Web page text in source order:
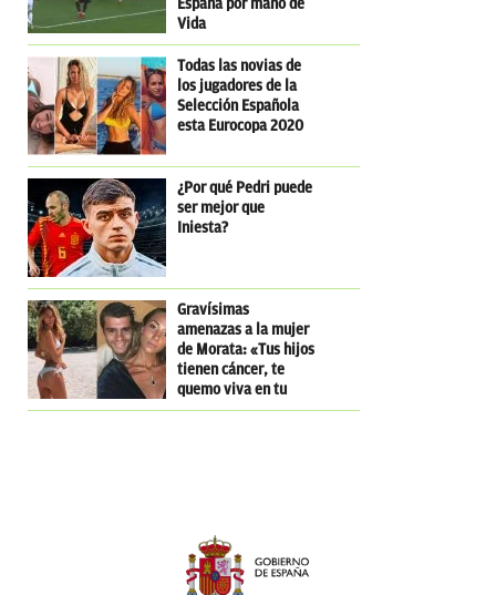
España por mano de
Vida
Todas las novias de
los jugadores de la
Selección Española
esta Eurocopa 2020
¿Por qué Pedri puede
ser mejor que
Iniesta?
Gravísimas
amenazas a la mujer
de Morata: «Tus hijos
tienen cáncer, te
quemo viva en tu
casa»